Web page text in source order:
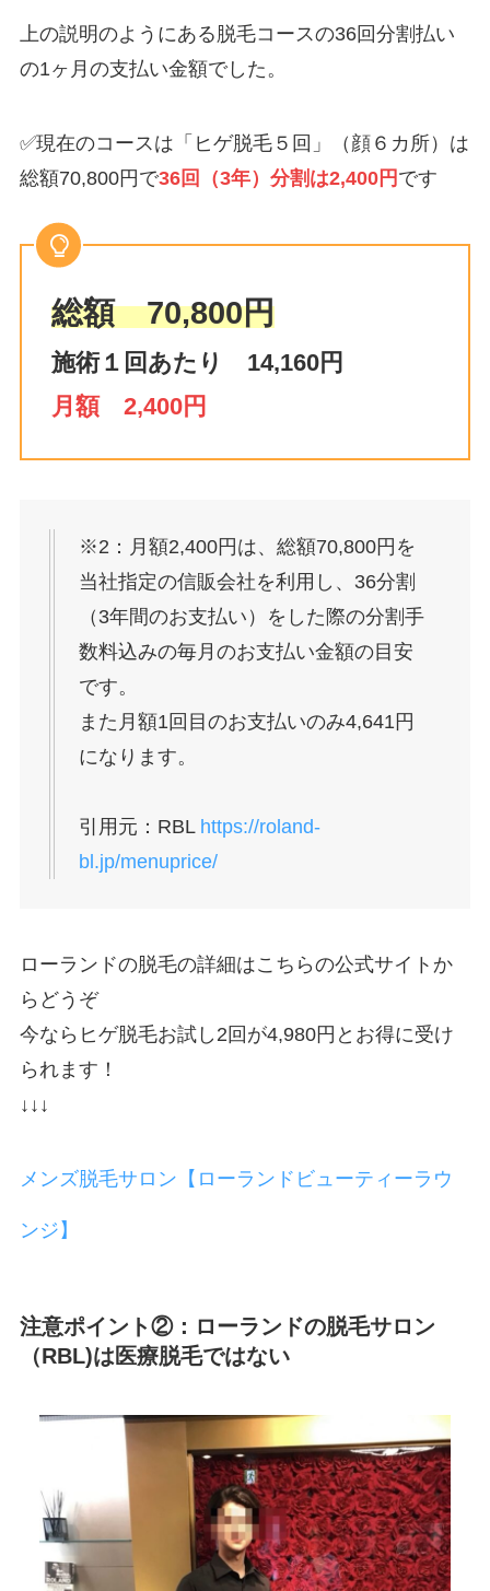
上の説明のようにある脱毛コースの36回分割払い
の1ヶ月の支払い金額でした。
✅現在のコースは「ヒゲ脱毛５回」（顔６カ所）は
総額70,800円で36回（3年）分割は2,400円 です
総額 70,800円
施術１回あたり 14,160円
月額 2,400円
※2：月額2,400円は、総額70,800円を
当社指定の信販会社を利用し、36分割
（3年間のお支払い）をした際の分割手
数料込みの毎月のお支払い金額の目安
です。
また月額1回目のお支払いのみ4,641円
になります。
引用元：RBL https://roland-
bl.jp/menuprice/
ローランドの脱毛の詳細はこちらの公式サイトか
らどうぞ
今ならヒゲ脱毛お試し2回が4,980円とお得に受け
られます！
↓↓↓
メンズ脱毛サロン【ローランドビューティーラウ
ンジ】
注意ポイント②：ローランドの脱毛サロン
（RBL)は医療脱毛ではない